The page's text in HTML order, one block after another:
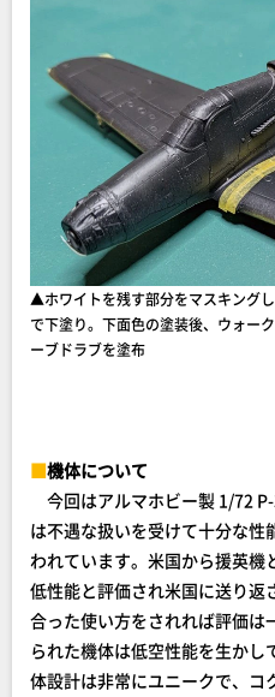
▲ホワイトを残す部分をマスキング
で下塗り。下面色の塗装後、ウォー
ーブドラブを塗布
■機体について
今回はアルマホビー製 1/72
は不遇な扱いを受けて十分な
われています。米国から援英機
低性能と評価され米国に送り返
合った使い方をされれば評価は
られた機体は低空性能を生か
体設計は非常にユニークで、コ